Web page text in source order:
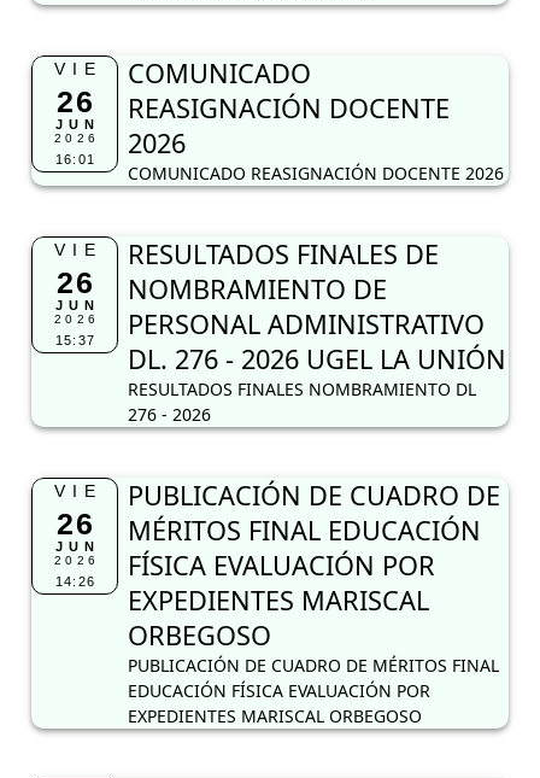
VIE
26
JUN
2026
16:01
COMUNICADO
REASIGNACIÓN DOCENTE
2026
COMUNICADO REASIGNACIÓN DOCENTE 2026
VIE
26
JUN
2026
15:37
RESULTADOS FINALES DE
NOMBRAMIENTO DE
PERSONAL ADMINISTRATIVO
DL. 276 - 2026 UGEL LA UNIÓN
RESULTADOS FINALES NOMBRAMIENTO DL
276 - 2026
VIE
26
JUN
2026
14:26
PUBLICACIÓN DE CUADRO DE
MÉRITOS FINAL EDUCACIÓN
FÍSICA EVALUACIÓN POR
EXPEDIENTES MARISCAL
ORBEGOSO
PUBLICACIÓN DE CUADRO DE MÉRITOS FINAL
EDUCACIÓN FÍSICA EVALUACIÓN POR
EXPEDIENTES MARISCAL ORBEGOSO